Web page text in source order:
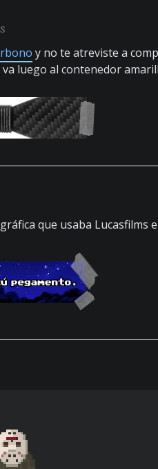
y no te atreviste a
luego al contenedor
que usaba Lucasfilms